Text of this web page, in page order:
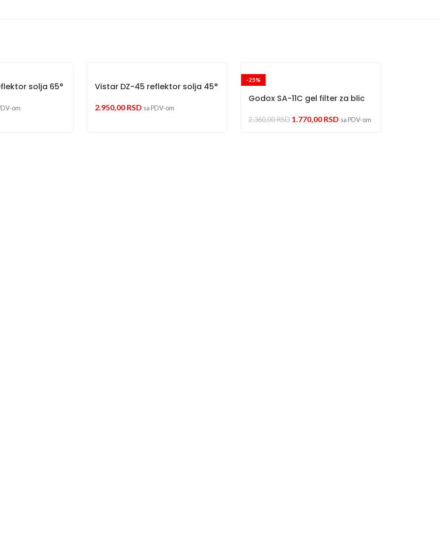
solja 65°
om
Vistar DZ-45 reflektor solja 45°
2.950,00 RSD sa PDV-om
-25%
Godox SA-11C gel filter za blic
2.360,00RSD 1.770,00 RSD sa PDV-om